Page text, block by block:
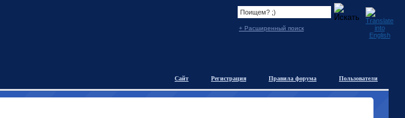
+ Расширенный поиск
Пользователи
Правила форума
Регистрация
Сайт